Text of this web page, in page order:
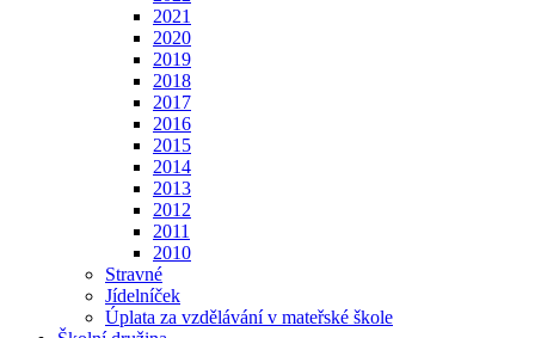
2021
2020
2019
2018
2017
2016
2015
2014
2013
2012
2011
2010
Stravné
Jídelníček
Úplata za vzdělávání v mateřské škole